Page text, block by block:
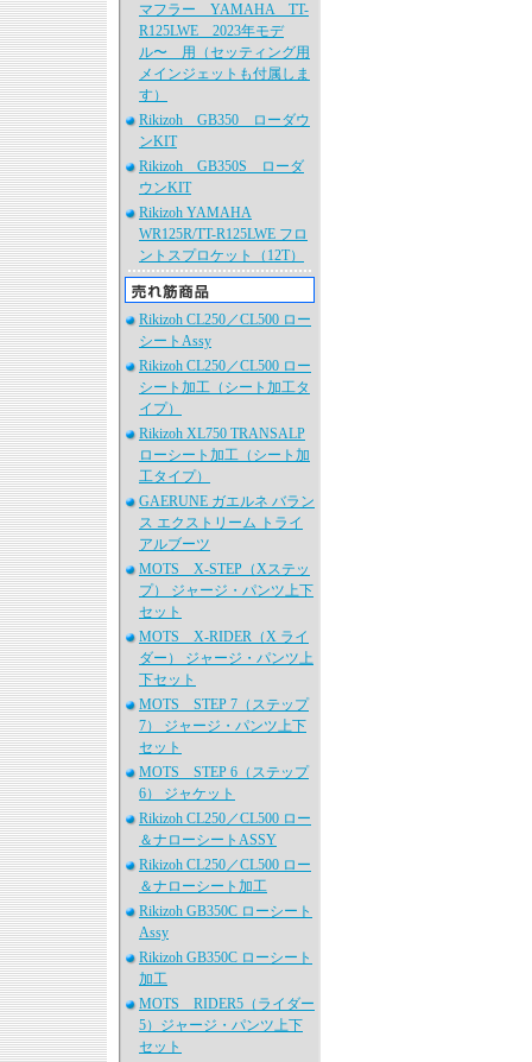
マフラー YAMAHA TT-
R125LWE 2023年モデ
ル〜 用（セッティング用
メインジェットも付属しま
す）
Rikizoh GB350 ローダウ
ンKIT
Rikizoh GB350S ローダ
ウンKIT
Rikizoh YAMAHA
WR125R/TT-R125LWE フロ
ントスプロケット（12T）
Rikizoh CL250／CL500 ロー
シートAssy
Rikizoh CL250／CL500 ロー
シート加工（シート加工タ
イプ）
Rikizoh XL750 TRANSALP
ローシート加工（シート加
工タイプ）
GAERUNE ガエルネ バラン
ス エクストリーム トライ
アルブーツ
MOTS X-STEP（Xステッ
プ） ジャージ・パンツ上下
セット
MOTS X-RIDER（X ライ
ダー） ジャージ・パンツ上
下セット
MOTS STEP 7（ステップ
7） ジャージ・パンツ上下
セット
MOTS STEP 6（ステップ
6） ジャケット
Rikizoh CL250／CL500 ロー
＆ナローシートASSY
Rikizoh CL250／CL500 ロー
＆ナローシート加工
Rikizoh GB350C ローシート
Assy
Rikizoh GB350C ローシート
加工
MOTS RIDER5（ライダー
5）ジャージ・パンツ上下
セット